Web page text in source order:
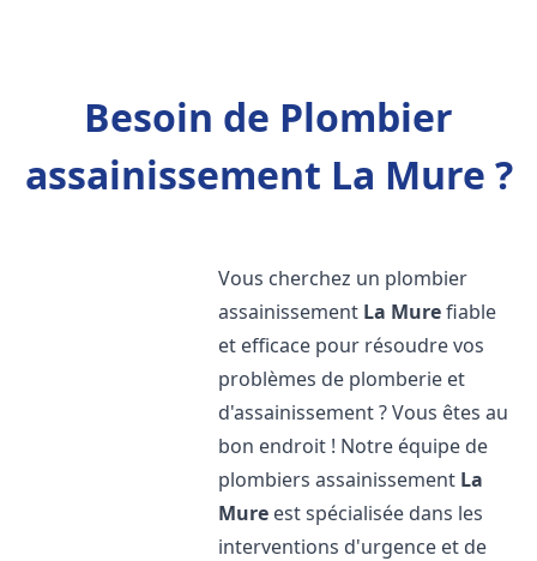
Besoin de Plombier
assainissement La Mure ?
Vous cherchez un plombier
assainissement La Murefiable
et efficace pour résoudre vos
problèmes de plomberie et
d'assainissement ? Vous êtes au
bon endroit ! Notre équipe de
plombiers assainissement La
Mure est spécialisée dans les
interventions d'urgence et de